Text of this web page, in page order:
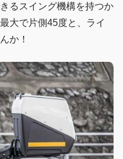
るスイング機構を持つか
大で片側45度と、ライ
か！